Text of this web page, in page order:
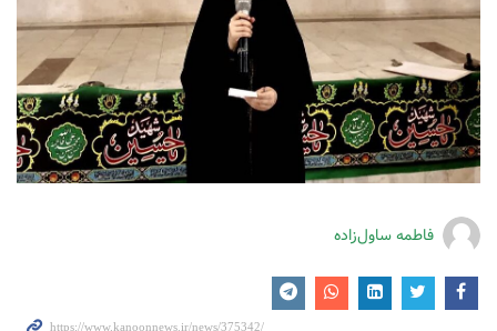
فاطمه ساول‌زاده